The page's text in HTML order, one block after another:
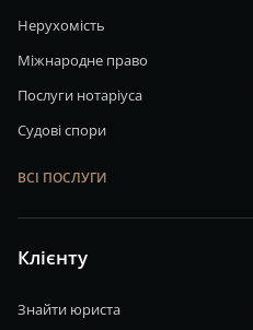
Нерухомість
Міжнародне право
Послуги нотаріуса
Судові спори
ВСІ ПОСЛУГИ
Клієнту
Знайти юриста